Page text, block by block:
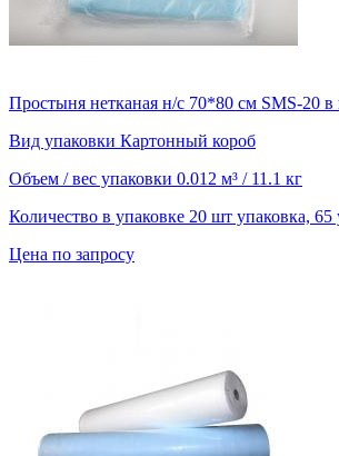
Простыня нетканая н/с 70*80 см SMS-20
Вид упаковки Картонный короб
Объем / вес упаковки 0.012 м³ / 11.1 кг
Количество в упаковке 20 шт упаковка, 65
Цена по запросу